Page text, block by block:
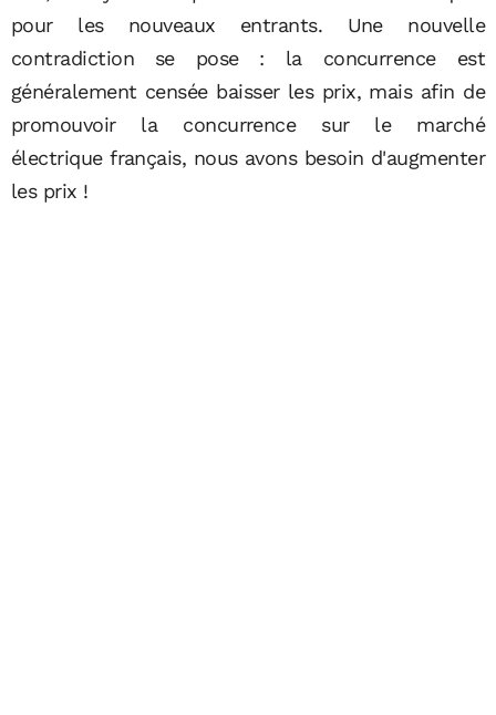
pour les nouveaux entrants. Une nouvelle
contradiction se pose : la concurrence est
généralement censée baisser les prix, mais afin de
promouvoir la concurrence sur le marché
électrique français, nous avons besoin d'augmenter
les prix !